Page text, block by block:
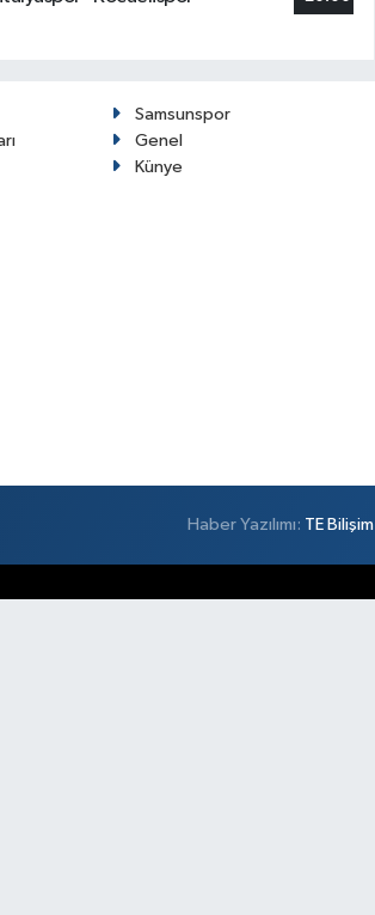
Samsunspor
Genel
Künye
Haber Yazılımı: TE Bilişim